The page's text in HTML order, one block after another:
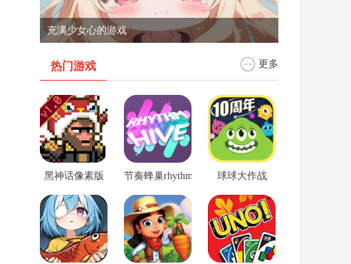
充满少女心的游戏
热门游戏 更多
黑神话像素版 节奏蜂巢rhythm hive 球球大作战